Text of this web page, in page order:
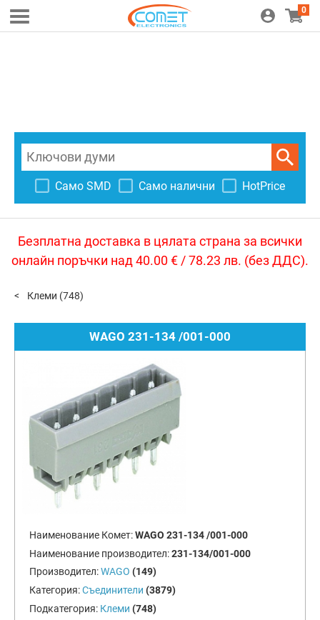
0
Само SMD Само налични HotPrice
Безплатна доставка в цялата страна за всички
онлайн поръчки над 40.00 € / 78.23 лв. (без ДДС).
Клеми (748)
WAGO 231-134 /001-000
Наименование Комет:WAGO 231-134 /001-000
Наименование производител:231-134/001-000
Производител:WAGO (149)
Категория:Съединители (3879)
Подкатегория: Клеми (748)